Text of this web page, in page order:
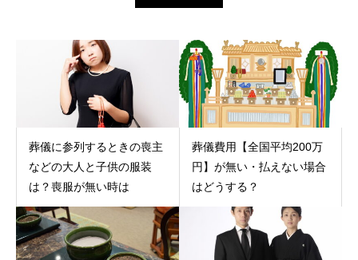
葬儀に参列するときの喪主
などの大人と子供の服装
は？喪服が無い時は
葬儀費用【全国平均200万
円】が無い・払えない場合
はどうする？